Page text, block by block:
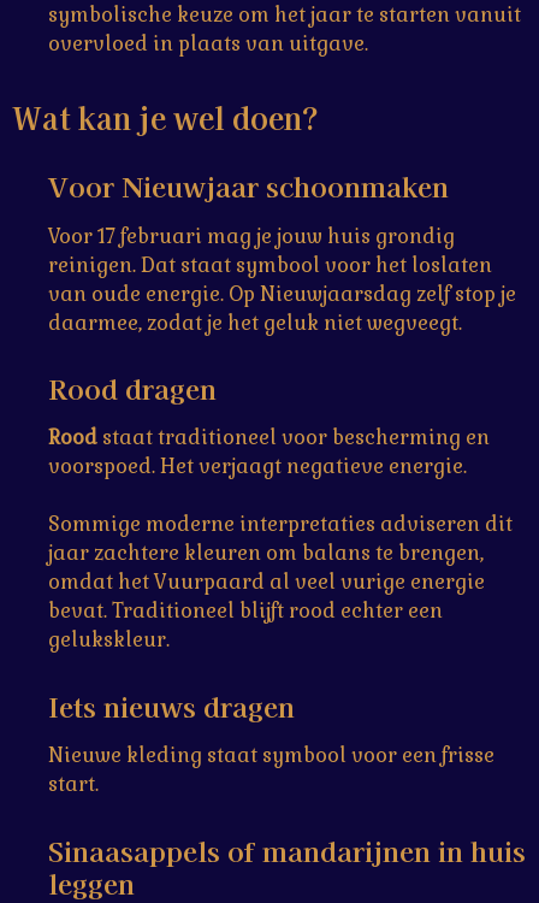
symbolische keuze om het jaar te starten vanuit
overvloed in plaats van uitgave.
Wat kan je wel doen?
Voor Nieuwjaar schoonmaken
Voor 17 februari mag je jouw huis grondig
reinigen. Dat staat symbool voor het loslaten
van oude energie. Op Nieuwjaarsdag zelf stop je
daarmee, zodat je het geluk niet wegveegt.
Rood dragen
Rood staat traditioneel voor bescherming en
voorspoed. Het verjaagt negatieve energie.
Sommige moderne interpretaties adviseren dit
jaar zachtere kleuren om balans te brengen,
omdat het Vuurpaard al veel vurige energie
bevat. Traditioneel blijft rood echter een
gelukskleur.
Iets nieuws dragen
Nieuwe kleding staat symbool voor een frisse
start.
Sinaasappels of mandarijnen in huis
leggen